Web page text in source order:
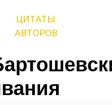
ЦИТАТЫ
АВТОРОВ